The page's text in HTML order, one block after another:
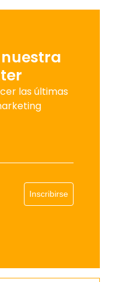
las últimas
Inscribirse